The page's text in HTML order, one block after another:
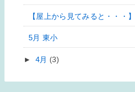
【屋上から見てみると・・・】
5月 東小
► 4月 (3)